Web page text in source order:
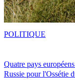
Quatre pays
Russie pour l'Ossétie
POLITIQUE